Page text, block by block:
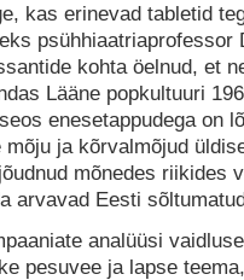
kas erinevad tabletid
psühhiaatriaprofessor
kohta öelnud, et
Lääne popkultuuri
enesetappudega on
ja kõrvalmõjud
mõnedes riikides
arvavad Eesti
analüüsi
pesuvee ja lapse